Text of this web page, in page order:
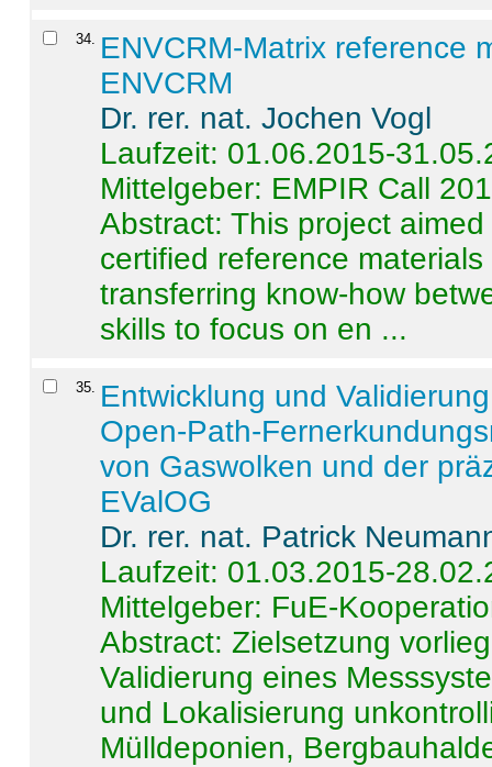
34. ENVCRM-Matrix reference
ENVCRM
Dr. rer. nat. Jochen Vogl
Laufzeit: 01.06.2015-
Mittelgeber: EMPIR Call
Abstract:This project
certified reference
transferring know-how
skills to focus on en ...
35. Entwicklung und
Open-Path-
von Gaswolken und der
EValOG
Dr. rer. nat. Patrick
Laufzeit: 01.03.2015-
Mittelgeber: FuE-
Abstract:Zielsetzung
Validierung eines
und Lokalisierung
Mülldeponien,